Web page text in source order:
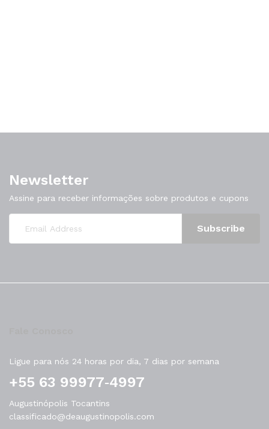
Newsletter
Assine para receber informações sobre produtos e cupons
Ligue para nós 24 horas por dia, 7 dias por semana
‪+55 63 99977‑4997‬
Augustinópolis Tocantins
classificado@deaugustinopolis.com